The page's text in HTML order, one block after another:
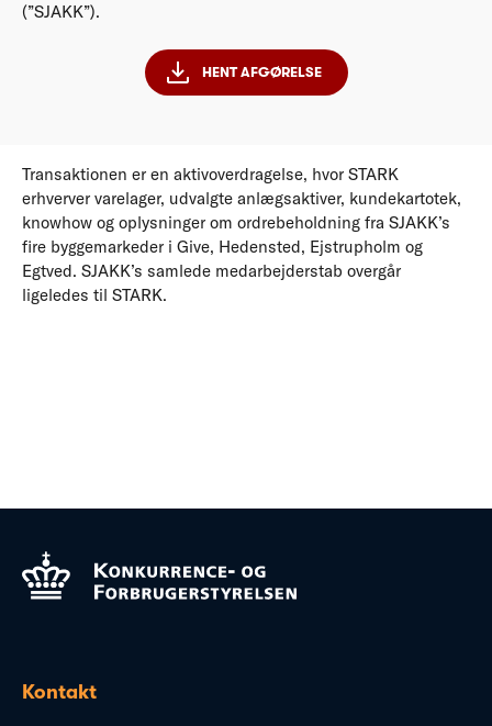
(”SJAKK”).
HENT AFGØRELSE
Transaktionen er en aktivoverdragelse, hvor STARK
erhverver varelager, udvalgte anlægsaktiver, kundekartotek,
knowhow og oplysninger om ordrebeholdning fra SJAKK’s
fire byggemarkeder i Give, Hedensted, Ejstrupholm og
Egtved. SJAKK’s samlede medarbejderstab overgår
ligeledes til STARK.
Kontakt